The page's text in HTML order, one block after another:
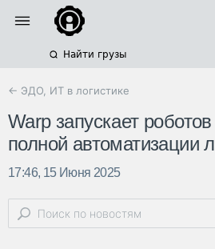
Найти грузы
← ЭДО, ИТ в логистике
Warp запускает
полной автоматизации
17:46, 15 Июня 2025